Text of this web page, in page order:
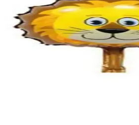
Renkli ve kolay montajlı Kral Taçlı
Parti Dolabı Balon Zinciri ve
Parti Dolabı'nın renkli balon zinciri ve
Janissary 5 Metre Balon Zinciri